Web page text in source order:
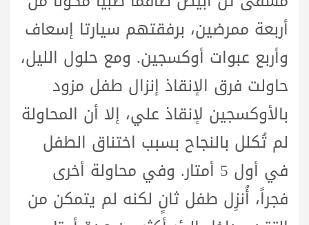
أربعة ممرضين، برفقتهم سيارتا إسعاف
وأربع عبوات أوكسجين. ومع حلول الليل،
حاولت فرق الإنقاذ إنزال طفل مزود
بالأوكسجين لإنقاذ علي، إلا أن المحاولة
لم تُكلل بالنجاح بسبب اختناق الطفل
في أول 5 أمتار. وفي محاولة أخرى
فجراً، أُنزِل طفل ثانٍ لكنه لم يتمكن من